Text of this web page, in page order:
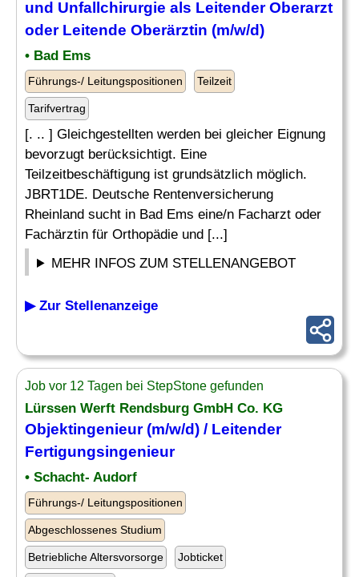
und Unfallchirurgie als LeitenderOberarzt
oder Leitende Oberärztin (m/w/d)
• Bad Ems
Führungs-/ Leitungspositionen Teilzeit
Tarifvertrag
[. .. ] Gleichgestellten werden bei gleicher Eignung
bevorzugt berücksichtigt. Eine
Teilzeitbeschäftigung ist grundsätzlich möglich.
JBRT1DE. Deutsche Rentenversicherung
Rheinland sucht in Bad Ems eine/n Facharzt oder
Fachärztin für Orthopädie und [...]
MEHR INFOS ZUM STELLENANGEBOT
▶ Zur Stellenanzeige
Job vor 12 Tagen bei StepStone gefunden
Lürssen Werft Rendsburg GmbH Co. KG
Objektingenieur (m/w/d) / Leitender
Fertigungsingenieur
• Schacht- Audorf
Führungs-/ Leitungspositionen
Abgeschlossenes Studium
Betriebliche Altersvorsorge Jobticket